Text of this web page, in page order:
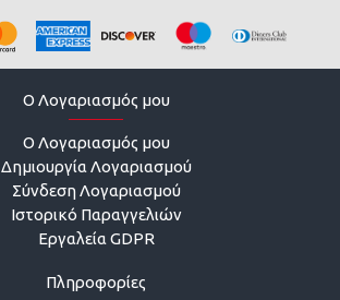
O Λογαριασμός μου
O Λογαριασμός μου
Δημιουργία Λογαριασμού
Σύνδεση Λογαριασμού
Ιστορικό Παραγγελιών
Εργαλεία GDPR
Πληροφορίες